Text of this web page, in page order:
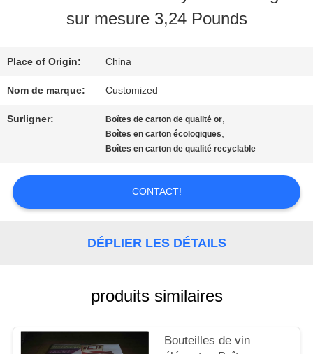
NOUS
VISITE
D'USINE
CONTRÔLE
QUALITÉ
CONTACTEZ-
NOUVELLES
sur mesure 3,24 Pounds
Place of Origin: China
Nom de marque: Customized
Surligner: Boîtes de carton de qualité or,
Boîtes en carton écologiques,
Boîtes en carton de qualité recyclable
CONTACT!
DÉPLIER LES DÉTAILS
produits similaires
Bouteilles de vin